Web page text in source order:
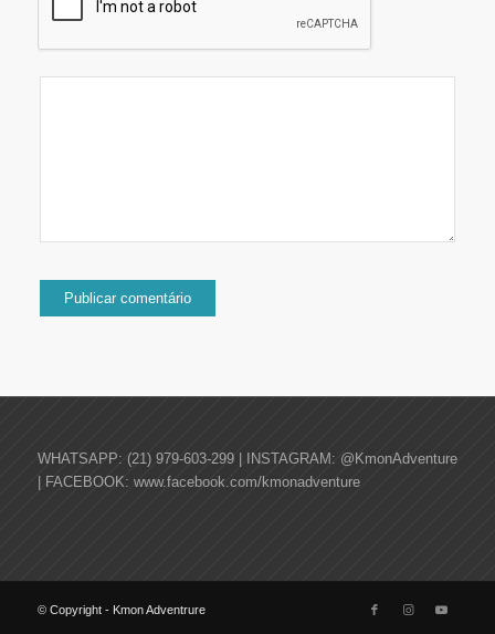
WHATSAPP: (21) 979-603-299 | INSTAGRAM: @KmonAdventure
| FACEBOOK: www.facebook.com/kmonadventure
© Copyright - Kmon Adventrure